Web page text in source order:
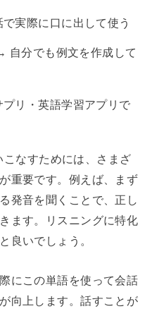
で実際に口に出して使う
自分でも例文を作成して
プリ・英語学習アプリで
こなすためには、さまざ
重要です。例えば、まず
発音を聞くことで、正し
ます。リスニングに特化
良いでしょう。
にこの単語を使って会話
向上します。話すことが